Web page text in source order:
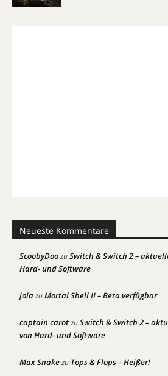
Neueste Kommentare
ScoobyDoozuSwitch & Switch 2 –
Hard- und Software
joiazuMortal Shell II – Beta verfügbar
captain carotzuSwitch & Switch 2 –
von Hard- und Software
Max Snakezu Tops & Flops – Heißer!